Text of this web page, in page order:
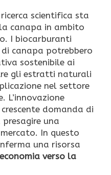
scientifica sta
canapa in ambito
I biocarburanti
canapa potrebbero
sostenibile ai
gli estratti naturali
nel settore
L’innovazione
domanda di
una
In questo
una risorsa
verso la